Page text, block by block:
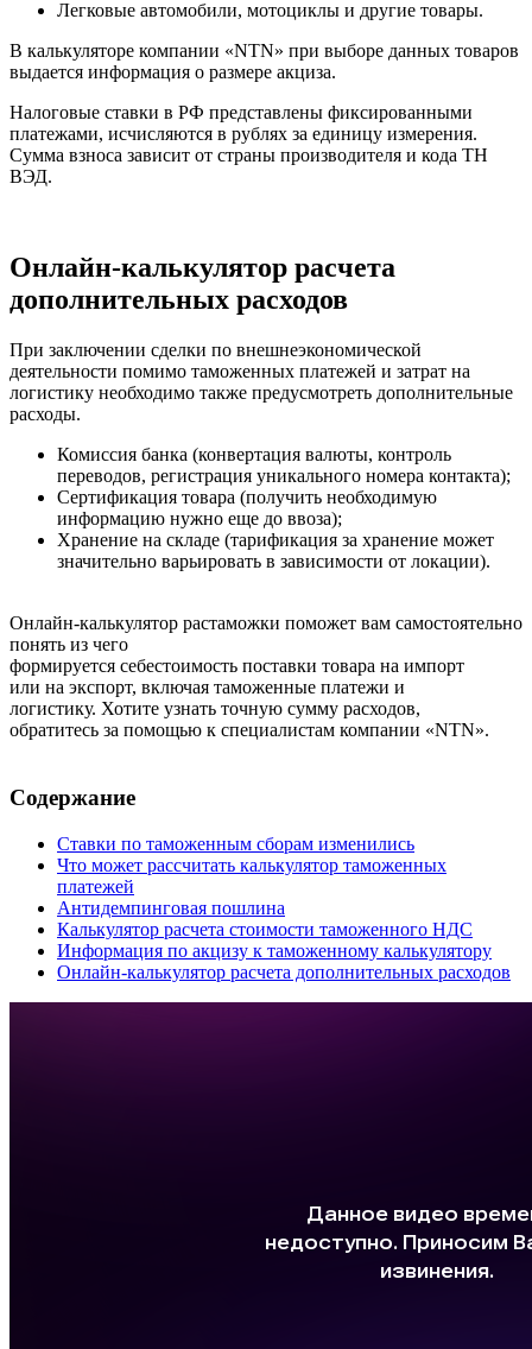
Легковые автомобили, мотоциклы и другие товары.
В калькуляторе компании «NTN» при выборе данных товаров
выдается информация о размере акциза.
Налоговые ставки в РФ представлены фиксированными
платежами, исчисляются в рублях за единицу измерения.
Сумма взноса зависит от страны производителя и кода ТН
ВЭД.
Онлайн-калькулятор расчета
дополнительных расходов
При заключении сделки по внешнеэкономической
деятельности помимо таможенных платежей и затрат на
логистику необходимо также предусмотреть дополнительные
расходы.
Комиссия банка (конвертация валюты, контроль
переводов, регистрация уникального номера контакта);
Сертификация товара (получить необходимую
информацию нужно еще до ввоза);
Хранение на складе (тарификация за хранение может
значительно варьировать в зависимости от локации).
Онлайн-калькулятор растаможки поможет вам самостоятельно
понять из чего
формируется себестоимость поставки товара на импорт
или на экспорт, включая таможенные платежи и
логистику. Хотите узнать точную сумму расходов,
обратитесь за помощью к специалистам компании «NTN».
Содержание
Ставки по таможенным сборам изменились
Что может рассчитать калькулятор таможенных
платежей
Антидемпинговая пошлина
Калькулятор расчета стоимости таможенного НДС
Информация по акцизу к таможенному калькулятору
Онлайн-калькулятор расчета дополнительных расходов